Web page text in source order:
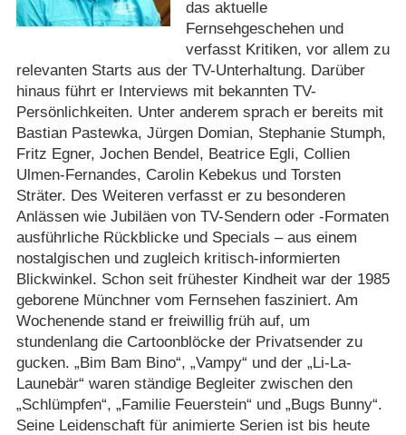
das aktuelle
Fernsehgeschehen und
verfasst Kritiken, vor allem zu
relevanten Starts aus der TV-Unterhaltung. Darüber
hinaus führt er Interviews mit bekannten TV-
Persönlichkeiten. Unter anderem sprach er bereits mit
Bastian Pastewka, Jürgen Domian, Stephanie Stumph,
Fritz Egner, Jochen Bendel, Beatrice Egli, Collien
Ulmen-Fernandes, Carolin Kebekus und Torsten
Sträter. Des Weiteren verfasst er zu besonderen
Anlässen wie Jubiläen von TV-Sendern oder -Formaten
ausführliche Rückblicke und Specials – aus einem
nostalgischen und zugleich kritisch-informierten
Blickwinkel. Schon seit frühester Kindheit war der 1985
geborene Münchner vom Fernsehen fasziniert. Am
Wochenende stand er freiwillig früh auf, um
stundenlang die Cartoonblöcke der Privatsender zu
gucken. „Bim Bam Bino“, „Vampy“ und der „Li-La-
Launebär“ waren ständige Begleiter zwischen den
„Schlümpfen“, „Familie Feuerstein“ und „Bugs Bunny“.
Seine Leidenschaft für animierte Serien ist bis heute